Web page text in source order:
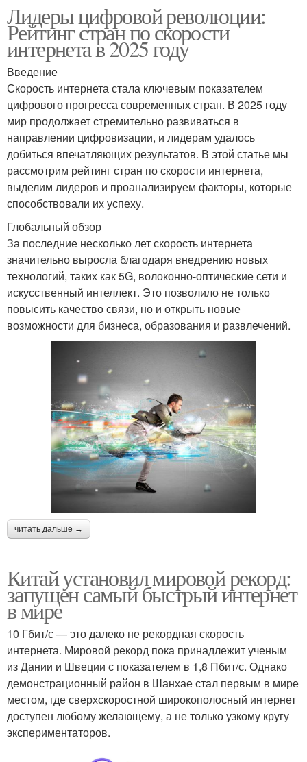
Лидеры цифровой революции:
Рейтинг стран по скорости
интернета в 2025 году
Введение
Скорость интернета стала ключевым показателем
цифрового прогресса современных стран. В 2025 году
мир продолжает стремительно развиваться в
направлении цифровизации, и лидерам удалось
добиться впечатляющих результатов. В этой статье мы
рассмотрим рейтинг стран по скорости интернета,
выделим лидеров и проанализируем факторы, которые
способствовали их успеху.
Глобальный обзор
За последние несколько лет скорость интернета
значительно выросла благодаря внедрению новых
технологий, таких как 5G, волоконно-оптические сети и
искусственный интеллект. Это позволило не только
повысить качество связи, но и открыть новые
возможности для бизнеса, образования и развлечений.
читать дальше →
Китай установил мировой рекорд:
запущен самый быстрый интернет
в мире
10 Гбит/с — это далеко не рекордная скорость
интернета. Мировой рекорд пока принадлежит ученым
из Дании и Швеции с показателем в 1,8 Пбит/с. Однако
демонстрационный район в Шанхае стал первым в мире
местом, где сверхскоростной широкополосный интернет
доступен любому желающему, а не только узкому кругу
экспериментаторов.